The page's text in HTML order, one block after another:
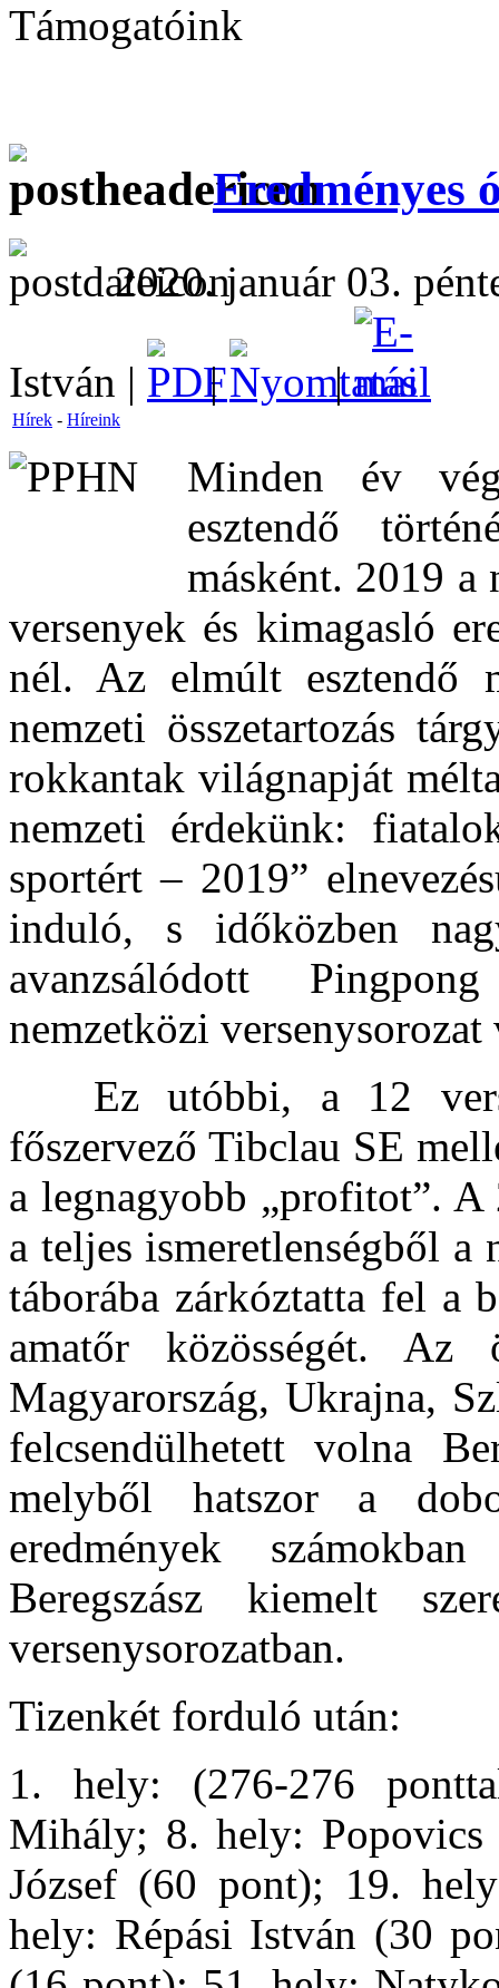
Támogatóink
Eredményes
2020. január 03.
István | | |
Hírek - Híreink
Minden év
esztendő
másként. 2019 a
versenyek és kimagasló
nél. Az elmúlt esztendő
nemzeti összetartozás
rokkantak világnapját
nemzeti érdekünk:
sportért – 2019”
induló, s időközben
avanzsálódott
nemzetközi
Ez utóbbi, a 12
főszervező Tibclau SE
a legnagyobb „profitot”.
a teljes ismeretlenségből a
táborába zárkóztatta fel a
amatőr közösségét. Az
Magyarország, Ukrajna,
felcsendülhetett volna
melyből hatszor a
eredmények
Beregszász kiemelt
versenysorozatban.
Tizenkét forduló után:
1. hely: (276-276
Mihály; 8. hely:
József (60 pont); 19.
hely: Répási István (30